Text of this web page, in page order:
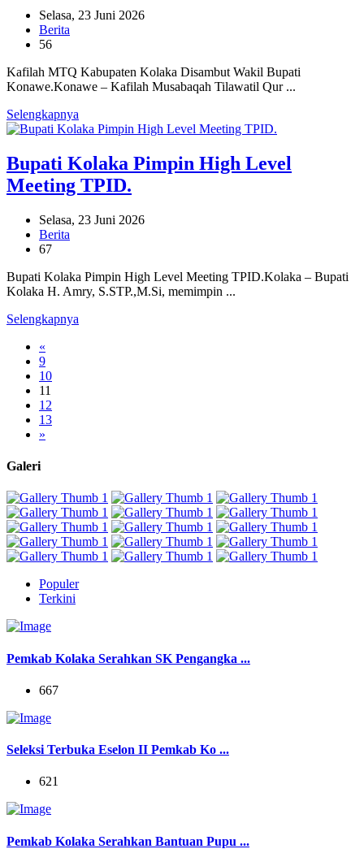
Selasa, 23 Juni 2026
Berita
56
Kafilah MTQ Kabupaten Kolaka Disambut Wakil Bupati
Konawe.Konawe – Kafilah Musabaqah Tilawatil Qur ...
Selengkapnya
Bupati Kolaka Pimpin High Level
Meeting TPID.
Selasa, 23 Juni 2026
Berita
67
Bupati Kolaka Pimpin High Level Meeting TPID.Kolaka – Bupati
Kolaka H. Amry, S.STP.,M.Si, memimpin ...
Selengkapnya
«
9
10
11
12
13
»
Galeri
Populer
Terkini
Pemkab Kolaka Serahkan SK Pengangka ...
667
Seleksi Terbuka Eselon II Pemkab Ko ...
621
Pemkab Kolaka Serahkan Bantuan Pupu ...